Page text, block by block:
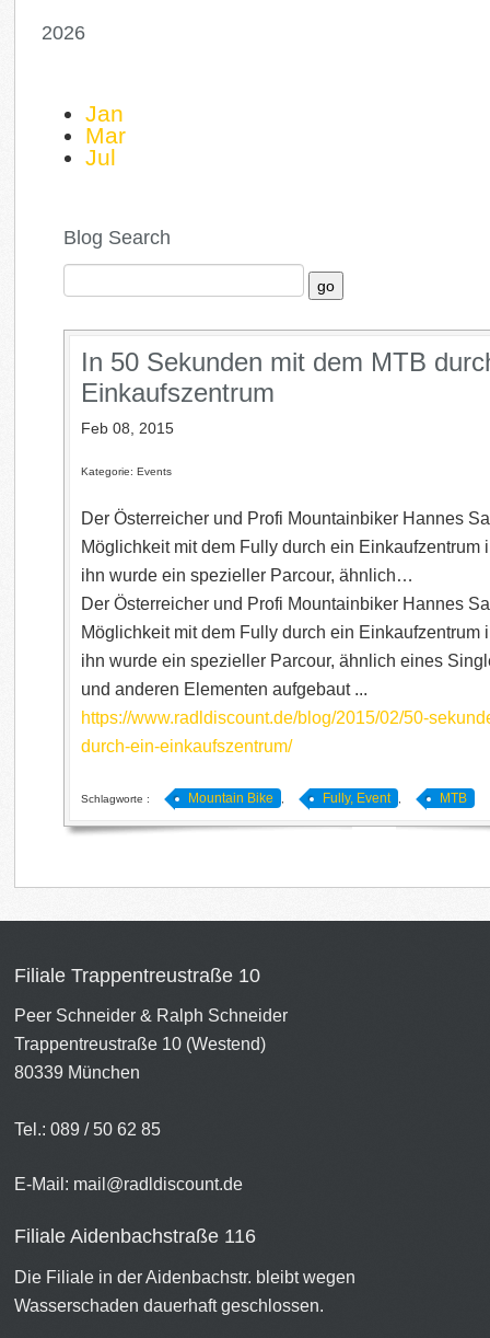
2026
Jan
Mar
Jul
Blog Search
In 50 Sekunden mit dem MTB
Einkaufszentrum
Feb 08, 2015
Kategorie: Events
Der Österreicher und Profi Mountainbiker Hannes
Möglichkeit mit dem Fully durch ein Einkaufzentrum
ihn wurde ein spezieller Parcour, ähnlich…
Der Österreicher und Profi Mountainbiker Hannes
Möglichkeit mit dem Fully durch ein Einkaufzentrum
ihn wurde ein spezieller Parcour, ähnlich eines
und anderen Elementen aufgebaut ...
https://www.radldiscount.de/blog/2015/02/50-
durch-ein-einkaufszentrum/
Schlagworte : Mountain Bike , Fully, Event , MTB
Filiale Trappentreustraße 10
Peer Schneider & Ralph Schneider
Trappentreustraße 10 (Westend)
80339 München
Tel.: 089 / 50 62 85
E-Mail: mail@radldiscount.de
Filiale Aidenbachstraße 116
Die Filiale in der Aidenbachstr. bleibt wegen
Wasserschaden dauerhaft geschlossen.